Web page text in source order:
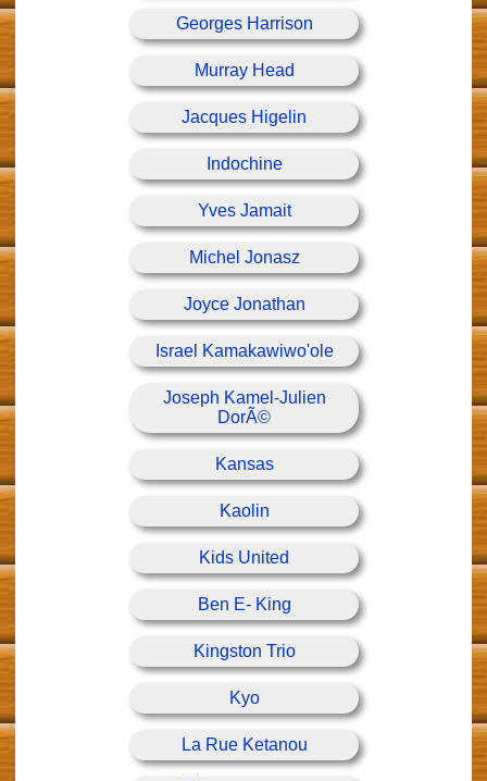
Georges Harrison
Murray Head
Jacques Higelin
Indochine
Yves Jamait
Michel Jonasz
Joyce Jonathan
Israel Kamakawiwo'ole
Joseph Kamel-Julien
DorÃ©
Kansas
Kaolin
Kids United
Ben E- King
Kingston Trio
Kyo
La Rue Ketanou